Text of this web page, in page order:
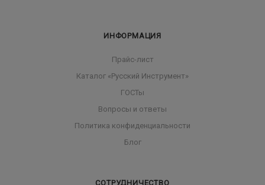
ИНФОРМАЦИЯ
Прайс-лист
Каталог «Русский Инструмент»
ГОСТы
Вопросы и ответы
Политика конфиденциальности
Блог
СОТРУДНИЧЕСТВО